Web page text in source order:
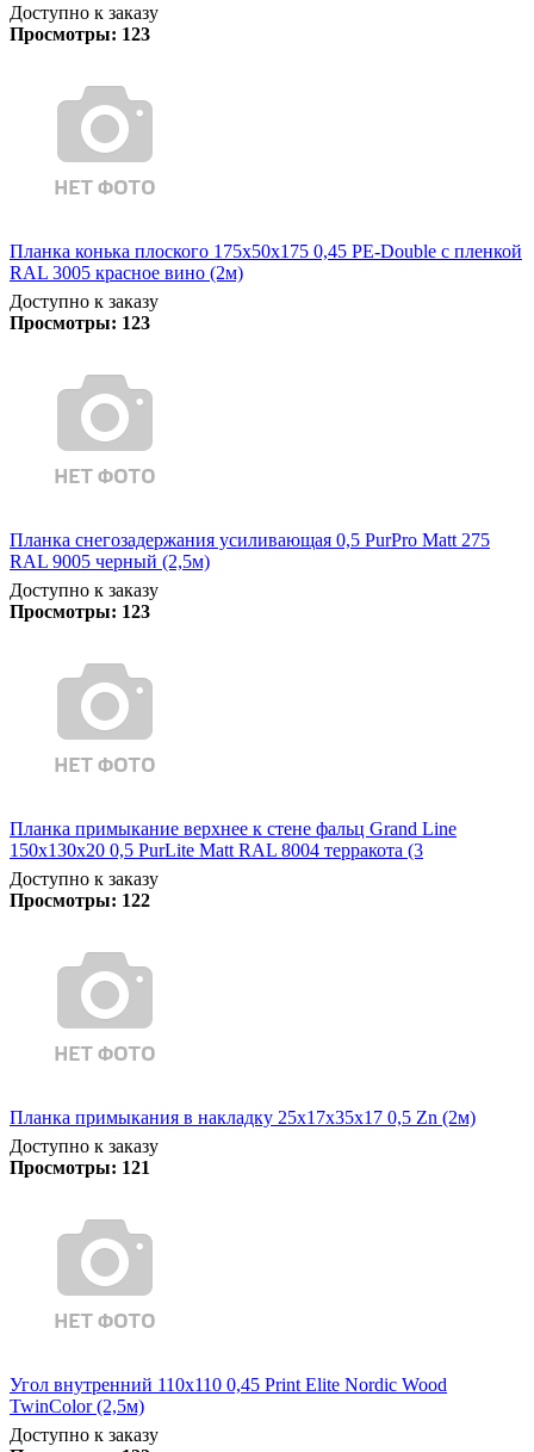
Доступно к заказу
Просмотры: 123
Планка конька плоского 175х50х175 0,45 PE-Double с пленкой
RAL 3005 красное вино (2м)
Доступно к заказу
Просмотры: 123
Планка снегозадержания усиливающая 0,5 PurPro Matt 275
RAL 9005 черный (2,5м)
Доступно к заказу
Просмотры: 123
Планка примыкание верхнее к стене фальц Grand Line
150х130х20 0,5 PurLite Matt RAL 8004 терракота (3
Доступно к заказу
Просмотры: 122
Планка примыкания в накладку 25х17х35х17 0,5 Zn (2м)
Доступно к заказу
Просмотры: 121
Угол внутренний 110х110 0,45 Print Elite Nordic Wood
TwinColor (2,5м)
Доступно к заказу